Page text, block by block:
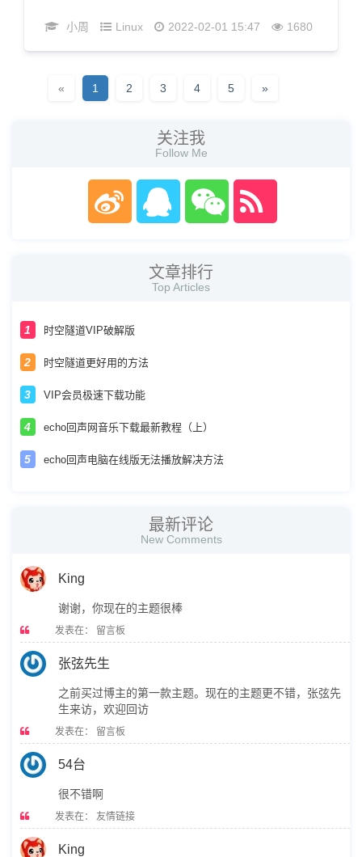
小周 Linux 2022-02-01 15:47 1680
« 1 2 3 4 5 »
关注我
Follow Me
文章排行
Top Articles
时空隧道VIP破解版
时空隧道更好用的方法
VIP会员极速下载功能
echo回声网音乐下载最新教程（上）
echo回声电脑在线版无法播放解决方法
最新评论
New Comments
King
谢谢，你现在的主题很棒
发表在： 留言板
张弦先生
之前买过博主的第一款主题。现在的主题更不错，张弦先
生来访，欢迎回访
发表在： 留言板
54台
很不错啊
发表在： 友情链接
King